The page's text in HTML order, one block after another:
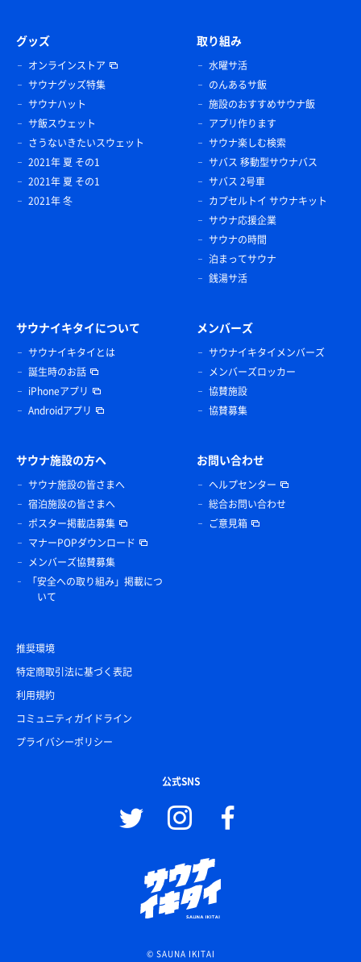
グッズ
オンラインストア
サウナグッズ特集
サウナハット
サ飯スウェット
さうないきたいスウェット
2021年 夏 その1
2021年 夏 その1
2021年 冬
取り組み
水曜サ活
のんあるサ飯
施設のおすすめサウナ飯
アプリ作ります
サウナ楽しむ検索
サバス 移動型サウナバス
サバス 2号車
カプセルトイ サウナキット
サウナ応援企業
サウナの時間
泊まってサウナ
銭湯サ活
サウナイキタイについて
サウナイキタイとは
誕生時のお話
iPhoneアプリ
Androidアプリ
メンバーズ
サウナイキタイメンバーズ
メンバーズロッカー
協賛施設
協賛募集
サウナ施設の方へ
サウナ施設の皆さまへ
宿泊施設の皆さまへ
ポスター掲載店募集
マナーPOPダウンロード
メンバーズ協賛募集
「安全への取り組み」掲載につ
いて
お問い合わせ
ヘルプセンター
総合お問い合わせ
ご意見箱
推奨環境
特定商取引法に基づく表記
利用規約
コミュニティガイドライン
プライバシーポリシー
公式SNS
© SAUNA IKITAI